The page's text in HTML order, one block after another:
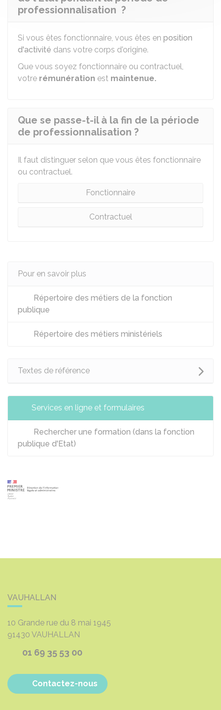
professionnalisation ?
Si vous êtes fonctionnaire, vous êtes en position
d'activité dans votre corps d'origine.
Que vous soyez fonctionnaire ou contractuel,
votre rémunération est maintenue.
Que se passe-t-il à la fin de la période
de professionnalisation ?
Il faut distinguer selon que vous êtes fonctionnaire
ou contractuel.
Fonctionnaire
Contractuel
Pour en savoir plus
Répertoire des métiers de la fonction
publique
Répertoire des métiers ministériels
Textes de référence
Services en ligne et formulaires
Rechercher une formation (dans la fonction
publique d'Etat)
VAUHALLAN
10 Grande rue du 8 mai 1945
91430 VAUHALLAN
01 69 35 53 00
Contactez-nous